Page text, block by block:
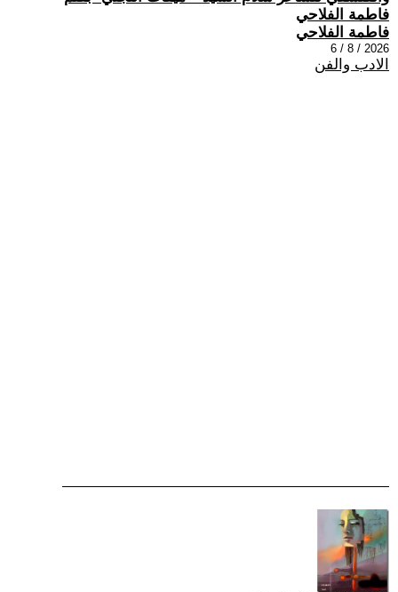
فاطمة الفلاحي
فاطمة الفلاحي
2026 / 8 / 6
الادب والفن